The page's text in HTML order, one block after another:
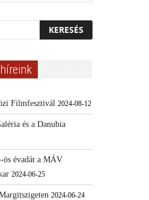
Filmfesztivál 2024-08-12
és a Danubia
ös évadát a MÁV
2024-06-25
2024-06-24